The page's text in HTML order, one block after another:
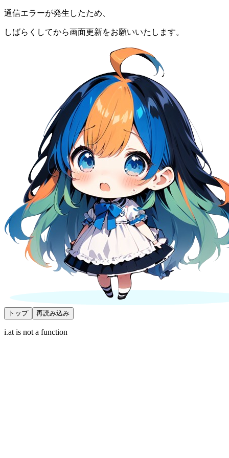
通信エラーが発生したため、
しばらくしてから画面更新をお願いいたします。
トップ 再読み込み
i.at is not a function